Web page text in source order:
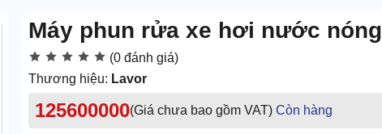
Máy phun rửa xe hơi nước
(0 đánh giá)
Thương hiệu: Lavor
125600000(Giá chưa bao gồm VAT) Còn hàng